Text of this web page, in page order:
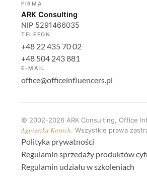
FIRMA
ARK Consulting
NIP 5291466035
TELEFON
+48 22 435 70 02
+48 504 243 881
E-MAIL
office@officeinfluencers.pl
© 2002-2026 ARK Consulting, Office
Agnieszka Korach. Wszystkie prawa
Polityka prywatności
Regulamin sprzedaży produktów
Regulamin udziału w szkoleniach